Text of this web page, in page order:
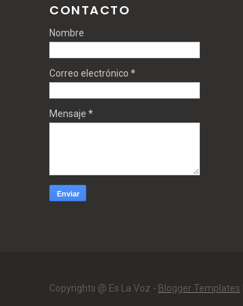
CONTACTO
Nombre
Correo electrónico *
Mensaje *
Copyrights @ Es La Voz - Blogger Templates